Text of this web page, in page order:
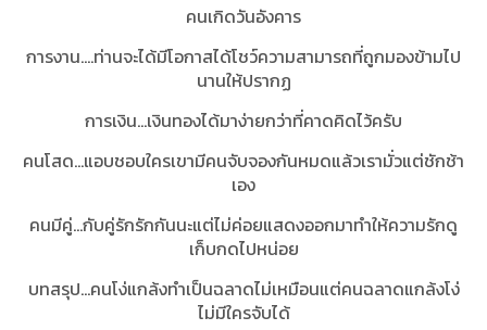
คนเกิดวันอังคาร
การงาน....ท่านจะได้มีโอกาสได้โชว์ความสามารถที่ถูกมองข้ามไป
นานให้ปรากฏ
การเงิน...เงินทองได้มาง่ายกว่าที่คาดคิดไว้ครับ
คนโสด...แอบชอบใครเขามีคนจับจองกันหมดแล้วเรามั่วแต่ชักช้า
เอง
คนมีคู่...กับคู่รักรักกันนะแต่ไม่ค่อยแสดงออกมาทำให้ความรักดู
เก็บกดไปหน่อย
บทสรุป...คนโง่แกล้งทำเป็นฉลาดไม่เหมือนแต่คนฉลาดแกล้งโง่
ไม่มีใครจับได้